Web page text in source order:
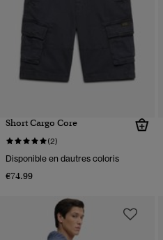
Short Cargo Core
(2)
Disponible en dautres coloris
€74.99